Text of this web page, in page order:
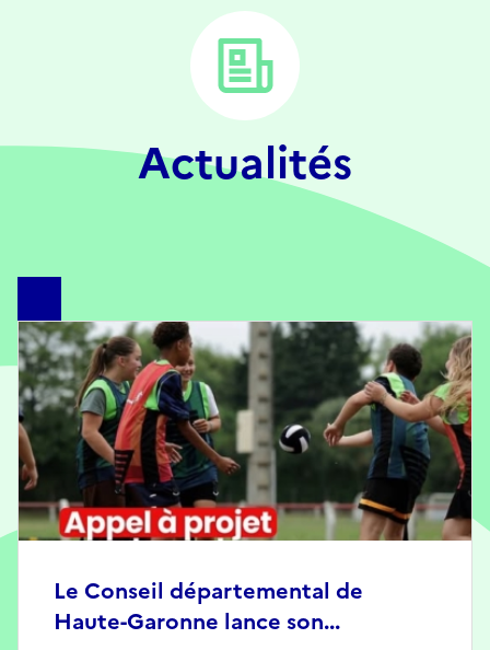
Actualités
Le Conseil départemental de
Haute-Garonne lance son...